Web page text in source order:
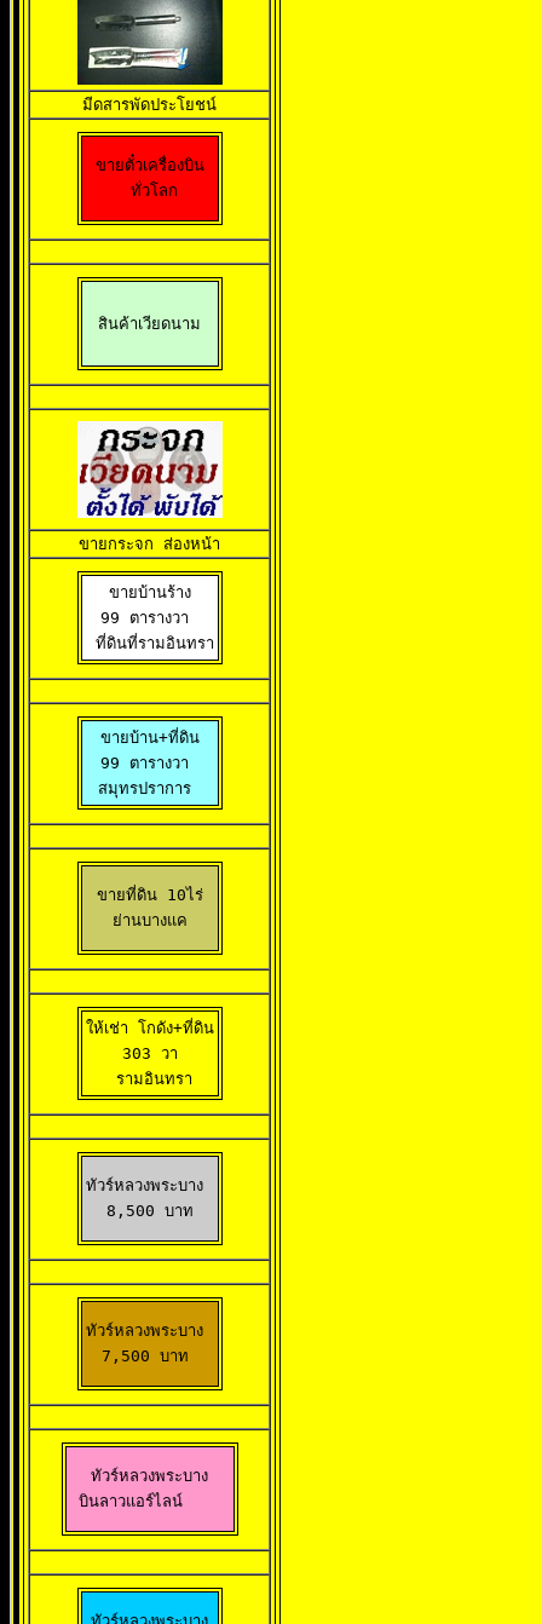
มีดสารพัดประโยชน
ขายตั๋วเครื่องบิน
ทั่วโลก
สินค้าเวียดนาม
ขายกระจก ส่องหน้า
ขายบ้านร้าง
99 ตารางวา
ที่ดินที่รามอินทรา
ขายบ้าน+ที่ดิน
99 ตารางวา
สมุทรปราการ
ขายที่ดิน 10ไร่
ย่านบางแค
ให้เช่า โกดัง+ที่ดิน
303 วา
รามอินทรา
ทัวร์หลวงพระบาง
8,500 บาท
ทัวร์หลวงพระบาง
7,500 บาท
ทัวร์หลวงพระบาง
บินลาวแอร์ไลน์